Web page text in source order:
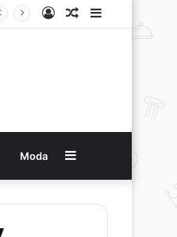
Kenar
Bölmesi
Rastgele
Kayıt
Moda Kenar
Bölmesi